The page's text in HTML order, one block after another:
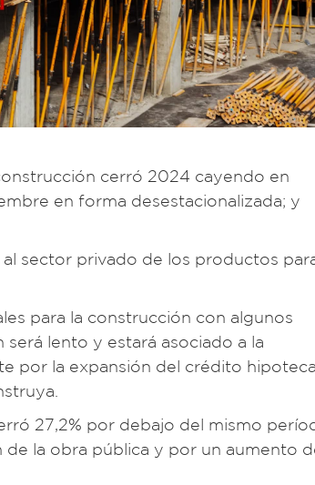
cerró 2024 cayendo en
en forma desestacionalizada; y
sector privado de los productos
para la construcción con algunos
lento y estará asociado a la
por la expansión del crédito
27,2% por debajo del mismo
de la obra pública y por un aumento